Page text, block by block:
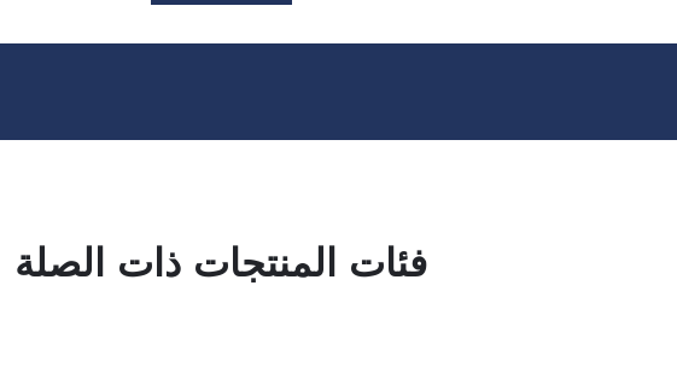
فئات المنتجات ذات الصلة